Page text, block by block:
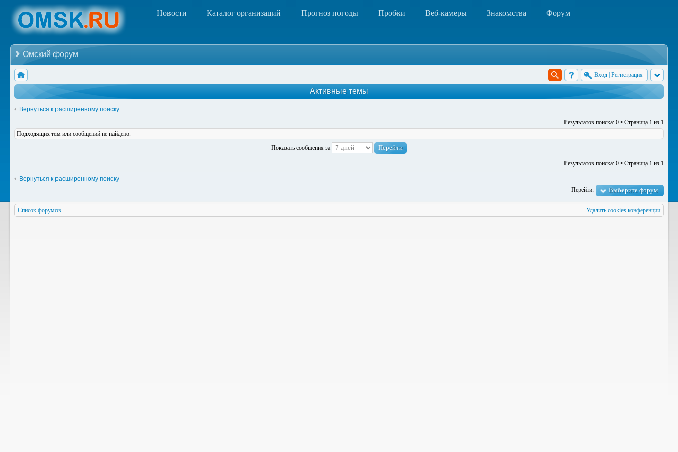
Новости Каталог организаций Прогноз погоды Пробки Веб-камеры Знакомства Форум
Омский форум
Вход Регистрация
Активные темы
Вернуться к расширенному поиску
Результатов поиска: 0 • Страница 1 из 1
Подходящих тем или сообщений не найдено.
Показать сообщения за
Результатов поиска: 0 • Страница 1 из 1
Вернуться к расширенному поиску
Перейти:
Выберите форум
Список форумов Удалить cookies конференции